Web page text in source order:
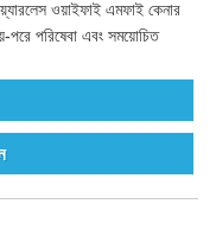
ওয়াইফাই এমফাই কেনার
পরিষেবা এবং সময়োচিত